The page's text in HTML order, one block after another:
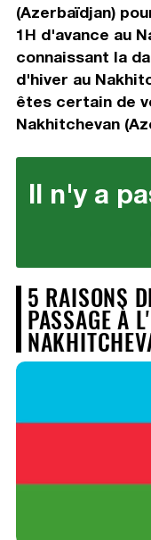
(Azerbaïdjan)
1H d'avance au
connaissant la
d'hiver au
êtes certain de
Nakhitchevan
Il n'y a
5 RAISONS
PASSAGE À